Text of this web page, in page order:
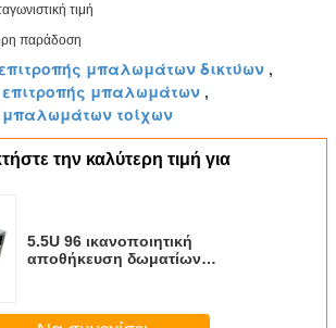
τιμή
παράδοση
μπαλωμάτων δικτύων ,
μπαλωμάτων ,
μπαλωμάτων τοίχων
την καλύτερη τιμή για
5.5U 96 ικανοποιητική
αποθήκευση δωματίων
λιμένων ODF